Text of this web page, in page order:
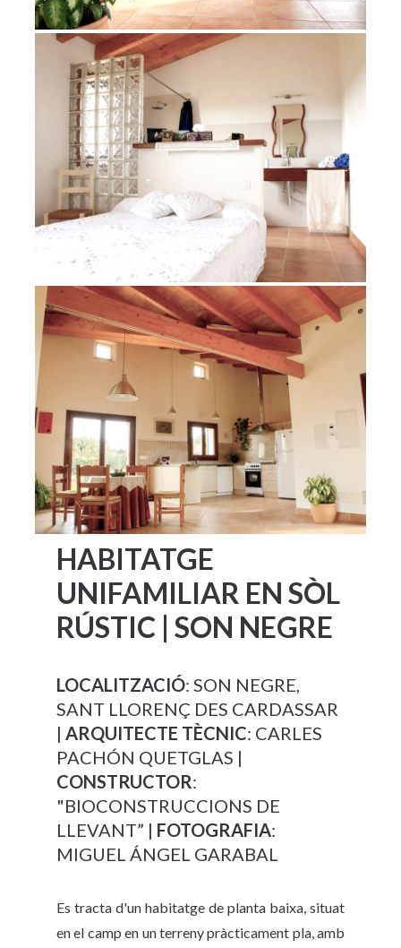
HABITATGE
UNIFAMILIAR EN SÒL
RÚSTIC | SON NEGRE
LOCALITZACIÓ: SON NEGRE,
SANT LLORENÇ DES CARDASSAR
| ARQUITECTE TÈCNIC: CARLES
PACHÓN QUETGLAS |
CONSTRUCTOR:
"BIOCONSTRUCCIONS DE
LLEVANT” | FOTOGRAFIA:
MIGUEL ÁNGEL GARABAL
Es tracta d'un habitatge de planta baixa, situat
en el camp en un terreny pràcticament pla, amb